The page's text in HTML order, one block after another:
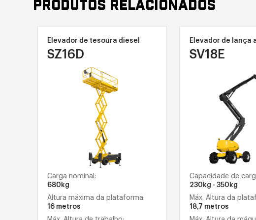
PRODUTOS RELACIONADOS
Elevador de tesoura diesel
SZ16D
Carga nominal:
680kg
Altura máxima da plataforma:
16 metros
Elevador de lança
SV18E
Capacidade de
230kg - 350kg
Máx. Altura da
18,7 metros